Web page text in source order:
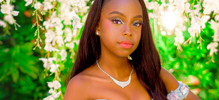
XV Valery